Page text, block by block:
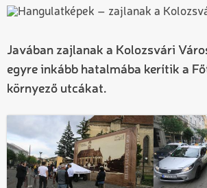
Javában zajlanak a Kolozsvári
egyre inkább hatalmába kerítik a
környező utcákat.